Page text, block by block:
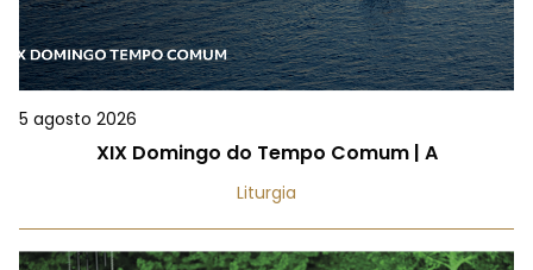
5 agosto 2026
XIX Domingo do Tempo Comum | A
Liturgia